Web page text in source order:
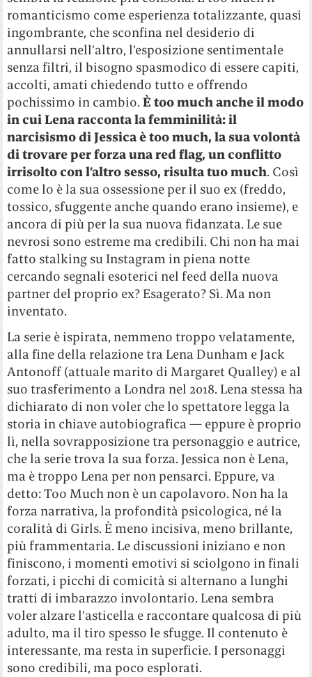
romanticismo come esperienza totalizzante, quasi
ingombrante, che sconfina nel desiderio di
annullarsi nell’altro, l’esposizione sentimentale
senza filtri, il bisogno spasmodico di essere capiti,
accolti, amati chiedendo tutto e offrendo
pochissimo in cambio.È too much anche il modo
in cui Lena racconta la femminilità: il
narcisismo di Jessica è too much, la sua volontà
di trovare per forza una red flag, un conflitto
irrisolto con l’altro sesso, risulta tuo much. Così
come lo è la sua ossessione per il suo ex (freddo,
tossico, sfuggente anche quando erano insieme), e
ancora di più per la sua nuova fidanzata. Le sue
nevrosi sono estreme ma credibili. Chi non ha mai
fatto stalking su Instagram in piena notte
cercando segnali esoterici nel feed della nuova
partner del proprio ex? Esagerato? Sì. Ma non
inventato.
La serie è ispirata, nemmeno troppo velatamente,
alla fine della relazione tra Lena Dunham e Jack
Antonoff (attuale marito di Margaret Qualley) e al
suo trasferimento a Londra nel 2018. Lena stessa ha
dichiarato di non voler che lo spettatore legga la
storia in chiave autobiografica — eppure è proprio
lì, nella sovrapposizione tra personaggio e autrice,
che la serie trova la sua forza. Jessica non è Lena,
ma è troppo Lena per non pensarci. Eppure, va
detto: Too Much non è un capolavoro. Non ha la
forza narrativa, la profondità psicologica, né la
coralità di Girls. È meno incisiva, meno brillante,
più frammentaria. Le discussioni iniziano e non
finiscono, i momenti emotivi si sciolgono in finali
forzati, i picchi di comicità si alternano a lunghi
tratti di imbarazzo involontario. Lena sembra
voler alzare l’asticella e raccontare qualcosa di più
adulto, ma il tiro spesso le sfugge. Il contenuto è
interessante, ma resta in superficie. I personaggi
sono credibili, ma poco esplorati.